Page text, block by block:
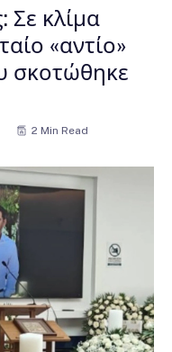
Σε κλίμα
«αντίο»
σκοτώθηκε
2 Min Read